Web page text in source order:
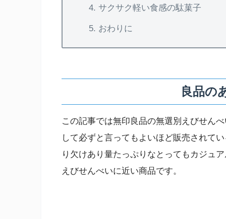
サクサク軽い食感の駄菓子
おわりに
良品の
この記事では無印良品の無選別えびせん
して必ずと言ってもよいほど販売されて
り欠けあり量たっぷりなとってもカジュ
えびせんべいに近い商品です。